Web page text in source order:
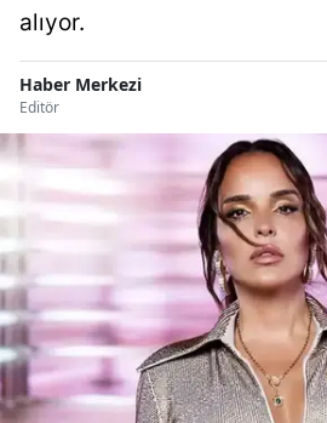
Sivas
Tokat
Trabzon
Tunceli
Şanlıurfa
Uşak
Van
alıyor.
Haber Merkezi
Editör